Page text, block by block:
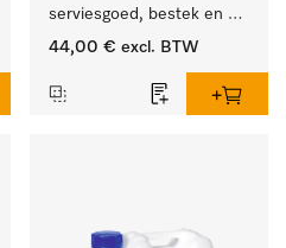
serviesgoed, bestek en
ideaal voor glazen.
44,00 € excl. BTW